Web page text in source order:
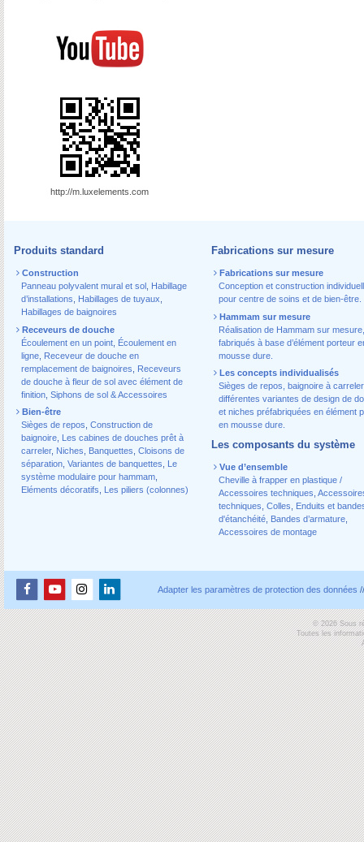
http://m.luxelements.com
Produits standard
Construction
Panneau polyvalent mural et sol Habillage
d’installations
Habillages de tuyaux
Habillages de baignoires
Receveurs de douche
Écoulement en un point Écoulement en
ligne Receveur de douche en
remplacement de baignoires
Receveurs
de douche à fleur de sol avec élément de
finition Siphons de sol & Accessoires
Bien-être
Sièges de repos Construction de
baignoire
Les cabines de douches prêt à
carreler, Niches Banquettes Cloisons de
séparation Variantes de banquettes
Le
système modulaire pour hammam
Eléments décoratifs
Les piliers (colonnes)
Fabrications sur mesure
Fabrications sur mesure
Conception et construction
pour centre de soins et de bien-être.
Hammam sur mesure
Réalisation de Hammam sur mesure,
fabriqués à base d’élément porteur
mousse dure.
Les concepts individualisés
Sièges de repos, baignoire à
différentes variantes de design de
et niches préfabriquées en élément
en mousse dure.
Les composants du système
Vue d’ensemble
Cheville à frapper en plastique /
Accessoires techniques
techniques Colles
Enduits et
d'étanchéité, Bandes d’armature,
Accessoires de montage
Adapter les paramètres de protection des données
© 2026 Sous
Toutes les